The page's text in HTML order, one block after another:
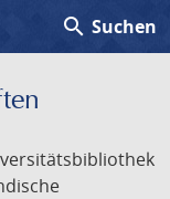
search Suchen